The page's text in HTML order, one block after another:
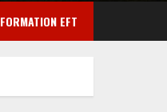
FORMATION EFT